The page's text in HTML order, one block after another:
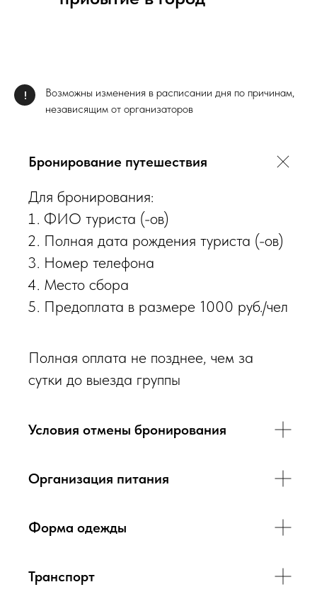
!
Возможны изменения в расписании дня по причинам,
независящим от организаторов
Бронирование путешествия
Для бронирования:
ФИО туриста (-ов)
Полная дата рождения туриста (-ов)
Номер телефона
Место сбора
Предоплата в размере 1000 руб./чел
Полная оплата не позднее, чем за
сутки до выезда группы
Условия отмены бронирования
Организация питания
Форма одежды
Транспорт